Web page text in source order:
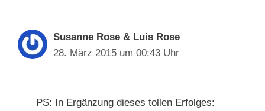
Susanne Rose & Luis Rose
28. März 2015 um 00:43 Uhr
PS: In Ergänzung dieses tollen Erfolges: